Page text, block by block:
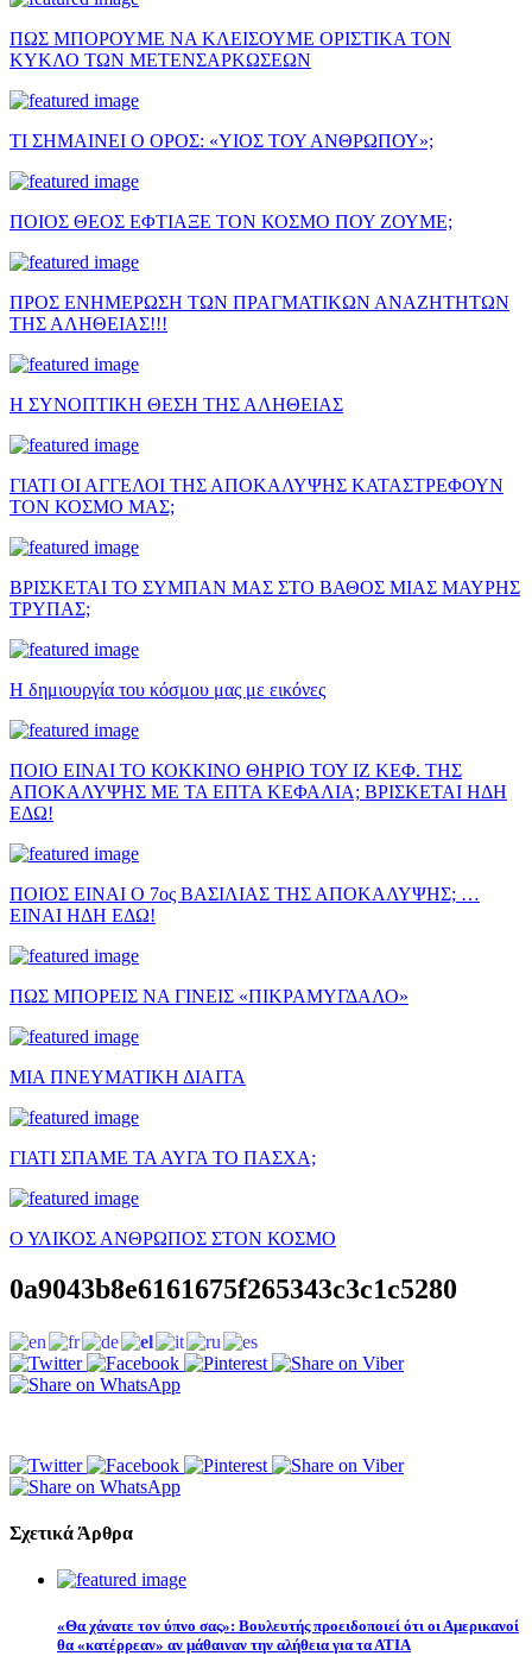
ΠΩΣ ΜΠΟΡΟΥΜΕ ΝΑ ΚΛΕΙΣΟΥΜΕ ΟΡΙΣΤΙΚΑ ΤΟΝ
ΚΥΚΛΟ ΤΩΝ ΜΕΤΕΝΣΑΡΚΩΣΕΩΝ
ΤΙ ΣΗΜΑΙΝΕΙ Ο ΟΡΟΣ: «ΥΙΟΣ ΤΟΥ ΑΝΘΡΩΠΟΥ»;
ΠΟΙΟΣ ΘΕΟΣ ΕΦΤΙΑΞΕ ΤΟΝ ΚΟΣΜΟ ΠΟΥ ΖΟΥΜΕ;
ΠΡΟΣ ΕΝΗΜΕΡΩΣΗ ΤΩΝ ΠΡΑΓΜΑΤΙΚΩΝ ΑΝΑΖΗΤΗΤΩΝ
ΤΗΣ ΑΛΗΘΕΙΑΣ!!!
Η ΣΥΝΟΠΤΙΚΗ ΘΕΣΗ ΤΗΣ ΑΛΗΘΕΙΑΣ
ΓΙΑΤΙ ΟΙ ΑΓΓΕΛΟΙ ΤΗΣ ΑΠΟΚΑΛΥΨΗΣ ΚΑΤΑΣΤΡΕΦΟΥΝ
ΤΟΝ ΚΟΣΜΟ ΜΑΣ;
ΒΡΙΣΚΕΤΑΙ ΤΟ ΣΥΜΠΑΝ ΜΑΣ ΣΤΟ ΒΑΘΟΣ ΜΙΑΣ ΜΑΥΡΗΣ
ΤΡΥΠΑΣ;
Η δημιουργία του κόσμου μας με εικόνες
ΠΟΙΟ ΕΙΝΑΙ ΤΟ ΚΟΚΚΙΝΟ ΘΗΡΙΟ ΤΟΥ ΙΖ ΚΕΦ. ΤΗΣ
ΑΠΟΚΑΛΥΨΗΣ ΜΕ ΤΑ ΕΠΤΑ ΚΕΦΑΛΙΑ; ΒΡΙΣΚΕΤΑΙ ΗΔΗ
ΕΔΩ!
ΠΟΙΟΣ ΕΙΝΑΙ Ο 7ος ΒΑΣΙΛΙΑΣ ΤΗΣ ΑΠΟΚΑΛΥΨΗΣ; …
ΕΙΝΑΙ ΗΔΗ ΕΔΩ!
ΠΩΣ ΜΠΟΡΕΙΣ ΝΑ ΓΙΝΕΙΣ «ΠΙΚΡΑΜΥΓΔΑΛΟ»
ΜΙΑ ΠΝΕΥΜΑΤΙΚΗ ΔΙΑΙΤΑ
ΓΙΑΤΙ ΣΠΑΜΕ ΤΑ ΑΥΓΑ ΤΟ ΠΑΣΧΑ;
Ο ΥΛΙΚΟΣ ΑΝΘΡΩΠΟΣ ΣΤΟΝ ΚΟΣΜΟ
0a9043b8e6161675f265343c3c1c5280
Σχετικά Άρθρα
«Θα χάνατε τον ύπνο σας»: Βουλευτής προειδοποιεί ότι οι Αμερικανοί
θα «κατέρρεαν» αν μάθαιναν την αλήθεια για τα ΑΤΙΑ